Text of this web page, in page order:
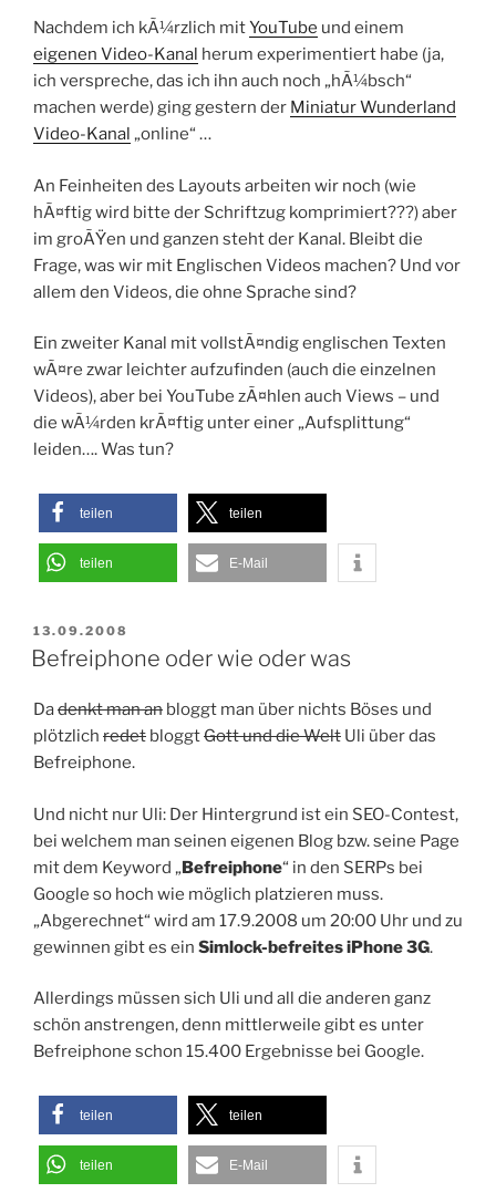
Nachdem ich kÃ¼rzlich mitYouTube und einem
eigenen Video-Kanal herum experimentiert habe (ja,
ich verspreche, das ich ihn auch noch „hÃ¼bsch“
machen werde) ging gestern der Miniatur Wunderland
Video-Kanal „online“ …
An Feinheiten des Layouts arbeiten wir noch (wie
hÃ¤ftig wird bitte der Schriftzug komprimiert???) aber
im groÃŸen und ganzen steht der Kanal. Bleibt die
Frage, was wir mit Englischen Videos machen? Und vor
allem den Videos, die ohne Sprache sind?
Ein zweiter Kanal mit vollstÃ¤ndig englischen Texten
wÃ¤re zwar leichter aufzufinden (auch die einzelnen
Videos), aber bei YouTube zÃ¤hlen auch Views – und
die wÃ¼rden krÃ¤ftig unter einer „Aufsplittung“
leiden…. Was tun?
teilen teilen
teilen E-Mail
VERÖFFENTLICHT
AM
13.09.2008
Befreiphone oder wie oder was
Dadenkt man an bloggt man über nichts Böses und
plötzlich redet bloggtGott und die Welt Uli über das
Befreiphone.
Und nicht nur Uli: Der Hintergrund ist ein SEO-Contest,
bei welchem man seinen eigenen Blog bzw. seine Page
mit dem Keyword „Befreiphone“ in den SERPs bei
Google so hoch wie möglich platzieren muss.
„Abgerechnet“ wird am 17.9.2008 um 20:00 Uhr und zu
gewinnen gibt es ein Simlock-befreites iPhone 3G.
Allerdings müssen sich Uli und all die anderen ganz
schön anstrengen, denn mittlerweile gibt es unter
Befreiphone schon 15.400 Ergebnisse bei Google.
teilen teilen
teilen E-Mail